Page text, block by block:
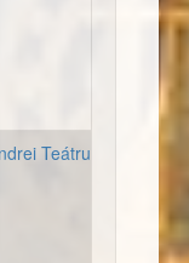
Teátrum - Első